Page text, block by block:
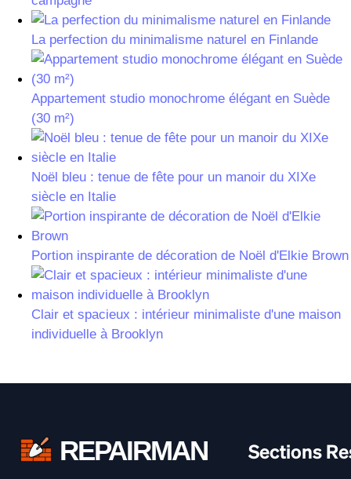
La perfection du minimalisme naturel en Finlande
Appartement studio monochrome élégant en Suède
(30 m²)
Noël bleu : tenue de fête pour un manoir du XIXe
siècle en Italie
Portion inspirante de décoration de Noël d'Elkie Brown
Clair et spacieux : intérieur minimaliste d'une maison
individuelle à Brooklyn
REPAIRMAN Sections